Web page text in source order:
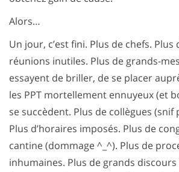
Alors…
Un jour, c’est fini. Plus de chefs. Plus
réunions inutiles. Plus de grands-
essayent de briller, de se placer
les PPT mortellement ennuyeux (et
se succèdent. Plus de collègues (snif
Plus d’horaires imposés. Plus de
cantine (dommage ^_^). Plus de
inhumaines. Plus de grands